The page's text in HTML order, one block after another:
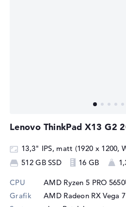
Lenovo ThinkPad X13 G2
13,3" IPS, matt (1920 x 1200,
512 GB SSD
16 GB
CPU AMD Ryzen 5 PRO
Grafik
AMD Radeon RX Vega 7